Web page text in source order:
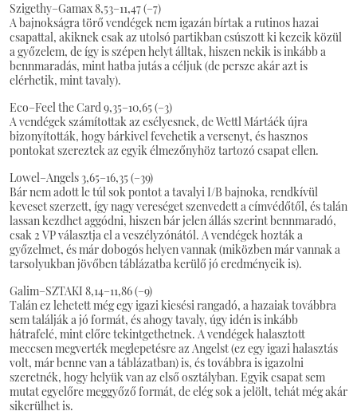
Szigethy–Gamax 8,53–11,47 (–7)
A bajnokságra törő vendégek nem igazán bírtak a rutinos hazai
csapattal, akiknek csak az utolsó partikban csúszott ki kezeik közül
a győzelem, de így is szépen helyt álltak, hiszen nekik is inkább a
bennmaradás, mint hatba jutás a céljuk (de persze akár azt is
elérhetik, mint tavaly).
Eco–Feel the Card 9,35–10,65 (–3)
A vendégek számítottak az esélyesnek, de Wettl Mártáék újra
bizonyították, hogy bárkivel fevehetik a versenyt, és hasznos
pontokat szereztek az egyik élmezőnyhöz tartozó csapat ellen.
Lowel–Angels 3,65–16,35 (–39)
Bár nem adott le túl sok pontot a tavalyi I/B bajnoka, rendkívül
keveset szerzett, így nagy vereséget szenvedett a címvédőtől, és talán
lassan kezdhet aggódni, hiszen bár jelen állás szerint bennmaradó,
csak 2 VP választja el a veszélyzónától. A vendégek hozták a
győzelmet, és már dobogós helyen vannak (miközben már vannak a
tarsolyukban jövőben táblázatba kerülő jó eredményeik is).
Galim–SZTAKI 8,14–11,86 (–9)
Talán ez lehetett még egy igazi kiesési rangadó, a hazaiak továbbra
sem találják a jó formát, és ahogy tavaly, úgy idén is inkább
hátrafelé, mint előre tekintgethetnek. A vendégek halasztott
meccsen megverték meglepetésre az Angelst (ez egy igazi halasztás
volt, már benne van a táblázatban) is, és továbbra is igazolni
szeretnék, hogy helyük van az első osztályban. Egyik csapat sem
mutat egyelőre meggyőző formát, de elég sok a jelölt, tehát még akár
sikerülhet is.